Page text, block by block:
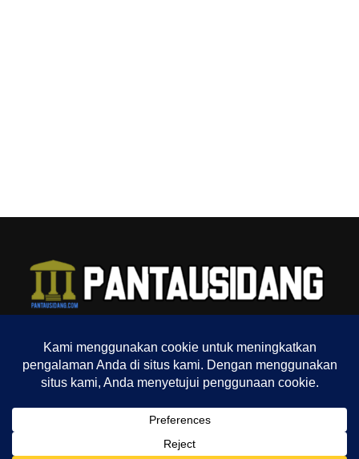
YOUTUBE CHANNEL